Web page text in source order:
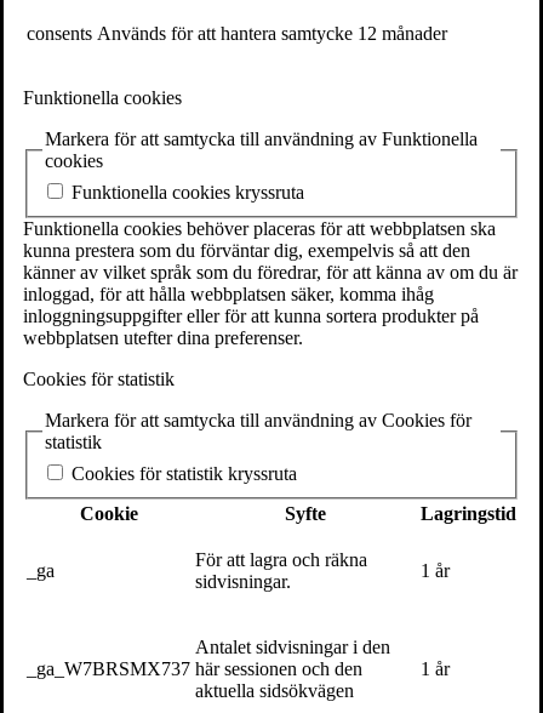
En hjärtevärmande roman om undangömda drömmar, oväntad
vänskap och en 50-årsfest som alla sent ska glömma.
Snart 50-åriga Vivi jobbar i kundtjänsten på Stintans brödfabrik.
Hon kan sitt jobb och har tid att tänka på annat under tiden, men
samtidigt gror en längtan efter något mer och hon sörjer i hemlighet
de barn hon aldrig fick. Hemma i hyreshuset i Bagarmossen träffar
lägenheterna till bostadsrätter. Vivi varken vill eller har råd med det,
fast hur ska hon våga stå upp mot den påstridiga Aliza? Som om inte
det vore nog närmar sig 50-årsdagen med stormsteg, och kraven på
att ha en stor fest. Men vilka ska hon ens bjuda? Vivi bestämmer sig
för att lösa problemet med festen på ett minst sagt spektakulärt vis
och snart uppstår den ena förvecklingen efter den andra.
Kajsa Gordanär en sedan många år hyllad barn- och
ungdomsförfattare.Ha en bra dag!
vuxna.
Våra evenemang är kostnadsfria att vara med på, men vi ser
förstås gärna att ni köper en bok när ni besöker oss!
26 apr 2023
consents Används för att hantera samtycke 12 månader
Funktionella cookies
Markera för att samtycka till användning av Funktionella
cookies
Funktionella cookies kryssruta
Funktionella cookies behöver placeras för att webbplatsen ska
kunna prestera som du förväntar dig, exempelvis så att den
känner av vilket språk som du föredrar, för att känna av om du är
inloggad, för att hålla webbplatsen säker, komma ihåg
inloggningsuppgifter eller för att kunna sortera produkter på
webbplatsen utefter dina preferenser.
Cookies för statistik
Markera för att samtycka till användning av Cookies för
statistik
Cookies för statistik kryssruta
Cookie
Syfte Lagringstid
_ga
För att lagra och räkna
sidvisningar.
1 år
_ga_W7BRSMX737
Antalet sidvisningar i den
här sessionen och den
aktuella sidsökvägen
1 år